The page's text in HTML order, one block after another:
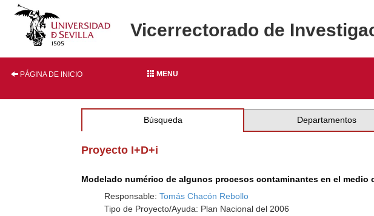
Vicerrectorado de
PÁGINA DE INICIO MENU
Búsqueda Departamentos
Proyecto I+D+i
Modelado numérico de algunos procesos contaminantes en el
Responsable:Tomás Chacón Rebollo
Tipo de Proyecto/Ayuda: Plan Nacional del 2006